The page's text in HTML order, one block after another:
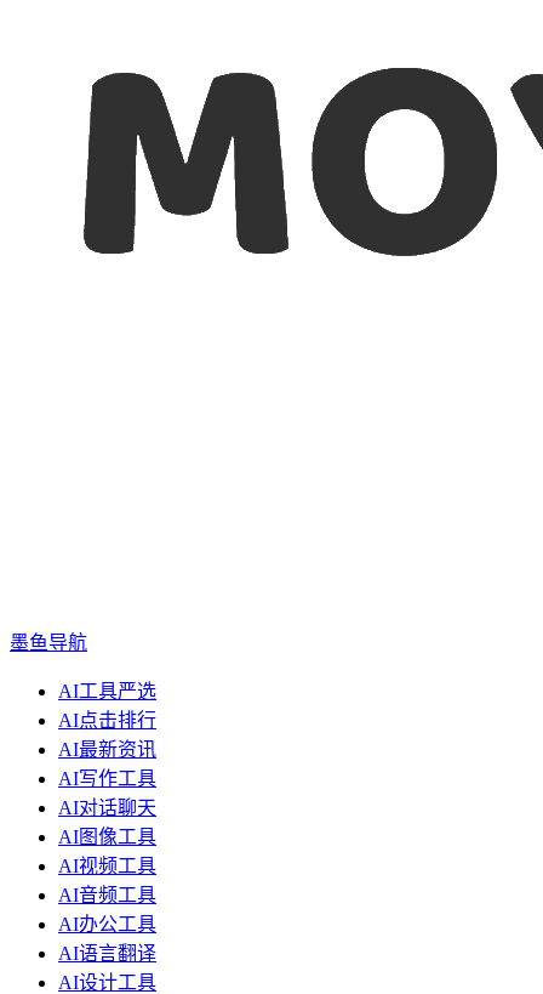
墨鱼导航
AI工具严选
AI点击排行
AI最新资讯
AI写作工具
AI对话聊天
AI图像工具
AI视频工具
AI音频工具
AI办公工具
AI语言翻译
AI设计工具